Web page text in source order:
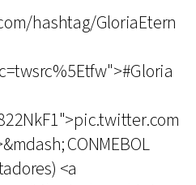
hashtag/GloriaEtern
CONMEBOL
<a